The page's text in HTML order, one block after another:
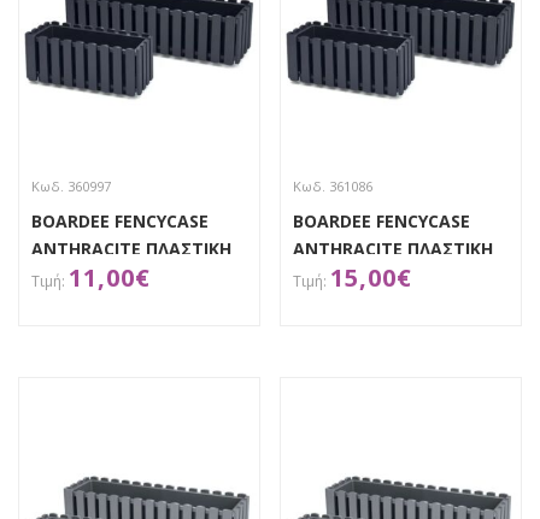
Κωδ. 360997
BOARDEE FENCYCASE
ANTHRACITE ΠΛΑΣΤΙΚΗ
ΖΑΡΝΤΙΝΙΕΡΑ
11,00€
Κωδ. 361086
BOARDEE FENCYCASE
ANTHRACITE ΠΛΑΣΤΙΚΗ
ΖΑΡΝΤΙΝΙΕΡΑ
15,00€